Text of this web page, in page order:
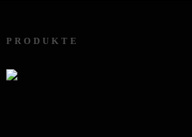
PRODUKTE